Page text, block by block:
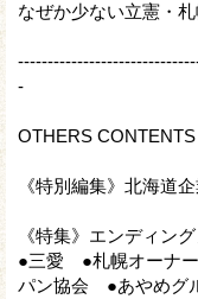
なぜか少ない立憲・
-
OTHERS CONTENTS
《特別編集》北海道
《特集》エンディン
●三愛 ●札幌オーナ
パン協会 ●あやめ